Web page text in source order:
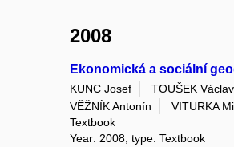
2008
Ekonomická a sociální
KUNC Josef TOUŠEK Václav
VĚŽNÍK Antonín
VITURKA
Textbook
Year: 2008, type: Textbook